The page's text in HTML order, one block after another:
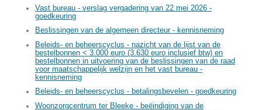
Vast bureau - verslag vergadering van 22 mei 2026 -
goedkeuring
Beslissingen van de algemeen directeur - kennisneming
Beleids- en beheerscyclus - nazicht van de lijst van de
bestelbonnen < 3.000 euro (3.630 euro inclusief btw) en
bestelbonnen in uitvoering van de beslissingen van de raad
voor maatschappelijk welzijn en het vast bureau -
kennisneming
Beleids- en beheerscyclus - betalingsbevelen - goedkeuring
Woonzorgcentrum ter Bleeke - beëindiging van de